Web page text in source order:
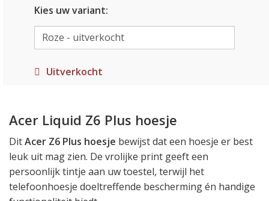
Kies uw variant:
Uitverkocht
Acer Liquid Z6 Plus hoesje
DitAcer Z6 Plus hoesje bewijst dat een hoesje er best
leuk uit mag zien. De vrolijke print geeft een
persoonlijk tintje aan uw toestel, terwijl het
telefoonhoesje doeltreffende bescherming én handige